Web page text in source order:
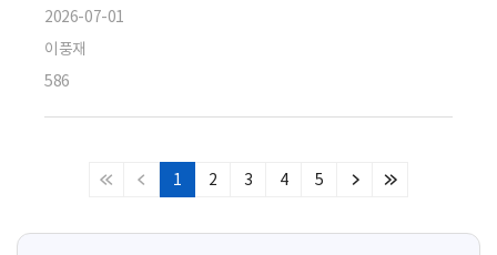
2026-07-01
이풍재
586
처
페
이
페
1 2 3 4 5
다
페
마
막